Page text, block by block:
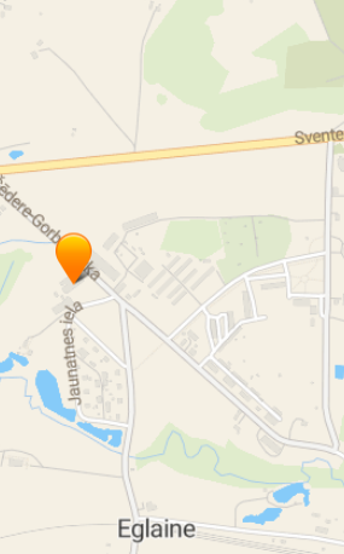
Plastika rūpnieciskā gumija
Gumiju detaļu izgatavošana
detaļas Eglaine
Augšdaugavas novads
standarts ISO 9001